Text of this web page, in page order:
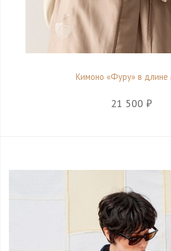
Кимоно «Фуру» в длине
21 500 ₽